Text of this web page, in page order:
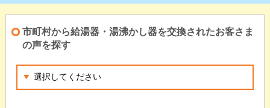
市町村から給湯器・湯沸かし器を交換されたお客さま
の声を探す